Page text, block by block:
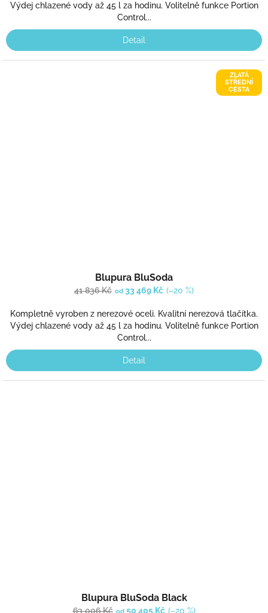
Výdej chlazené vody až 45 l za hodinu. Volitelně funkce Portion
Control...
Detail
ZLATÁ
STŘEDNÍ
CESTA
Blupura BluSoda
41 836 Kč od 33 469 Kč (–20 %)
Kompletně vyroben z nerezové oceli. Kvalitní nerezová tlačítka.
Výdej chlazené vody až 45 l za hodinu. Volitelně funkce Portion
Control...
Detail
Blupura BluSoda Black
63 006 Kč od50 405 Kč (–20 %)